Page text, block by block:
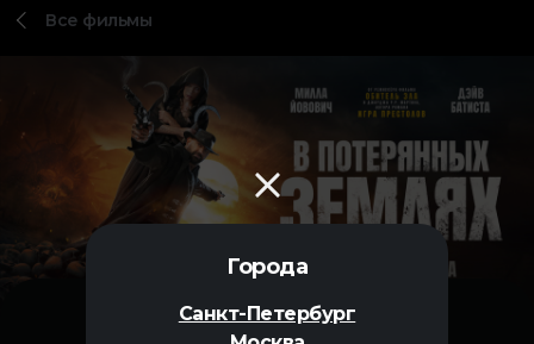
Города
Санкт-Петербург
Все фильмы